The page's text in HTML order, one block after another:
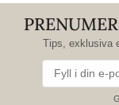
Tips, exklusiva